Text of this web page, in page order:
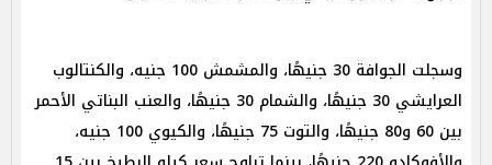
وسجلت الجوافة 30 جنيهًا، والمشمش 100 جنيه، والكنتالوب
العرايشي 30 جنيهًا، والشمام 30 جنيهًا، والعنب البناتي الأحمر
بين 60 و80 جنيهًا، والتوت 75 جنيهًا، والكيوي 100 جنيه،